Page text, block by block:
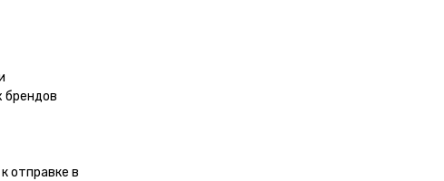
брендов
отправке в